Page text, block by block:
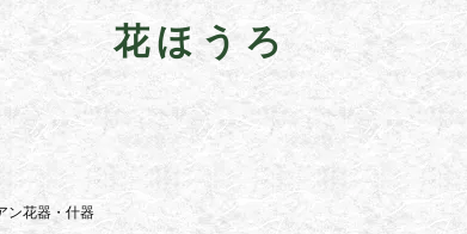
花ほうろ
ン花器・什器